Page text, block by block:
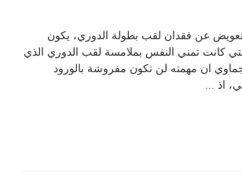
عن فقدان لقب بطولة الدوري، يكون
كانت تمني النفس بملامسة لقب الدوري الذي
ان مهمته لن تكون مفروشة بالورود
اذ ...